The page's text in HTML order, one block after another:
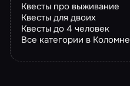
Квесты про выживание
Квесты для двоих
Квесты до 4 человек
Все категории в Коломне